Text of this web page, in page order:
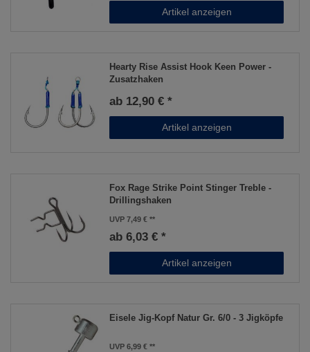
Artikel anzeigen
Hearty Rise Assist Hook Keen Power -
Zusatzhaken
ab 12,90 € *
Artikel anzeigen
Fox Rage Strike Point Stinger Treble -
Drillingshaken
UVP 7,49 €
ab 6,03 € *
Artikel anzeigen
Eisele Jig-Kopf Natur Gr. 6/0 - 3 Jigköpfe
UVP 6,99 €